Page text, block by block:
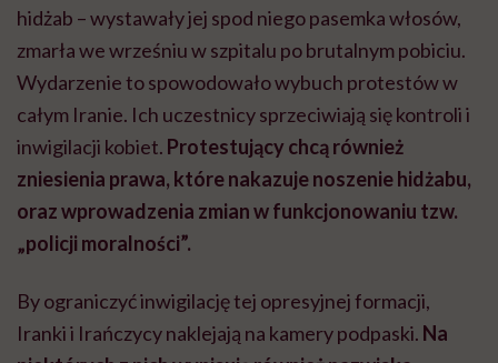
hidżab – wystawały jej spod niego pasemka włosów,
zmarła we wrześniu w szpitalu po brutalnym pobiciu.
Wydarzenie to spowodowało wybuch protestów w
całym Iranie. Ich uczestnicy sprzeciwiają się kontroli i
inwigilacji kobiet. Protestujący chcą również
zniesienia prawa, które nakazuje noszenie hidżabu,
oraz wprowadzenia zmian w funkcjonowaniu tzw.
„policji moralności”.
By ograniczyć inwigilację tej opresyjnej formacji,
Iranki i Irańczycy naklejają na kamery podpaski. Na